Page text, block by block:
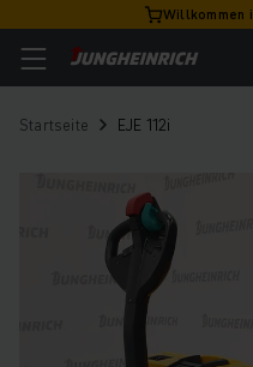
Willkommen
Startseite EJE 112i